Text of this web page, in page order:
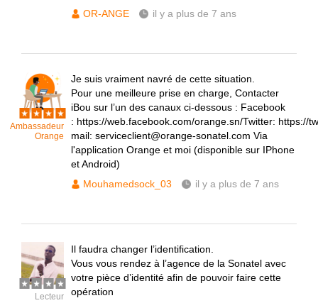
OR-ANGE
il y a plus de 7 ans
Ambassadeur
Orange
Je suis vraiment navré de cette situation.
Pour une meilleure prise en charge, Contacter
iBou sur l’un des canaux ci-dessous : Facebook
: https://web.facebook.com/orange.sn/Twitter: https://
mail: serviceclient@orange-sonatel.com Via
l'application Orange et moi (disponible sur IPhone
et Android)
Mouhamedsock_03
il y a plus de 7 ans
Lecteur
Il faudra changer l’identification.
Vous vous rendez à l’agence de la Sonatel avec
votre pièce d’identité afin de pouvoir faire cette
opération